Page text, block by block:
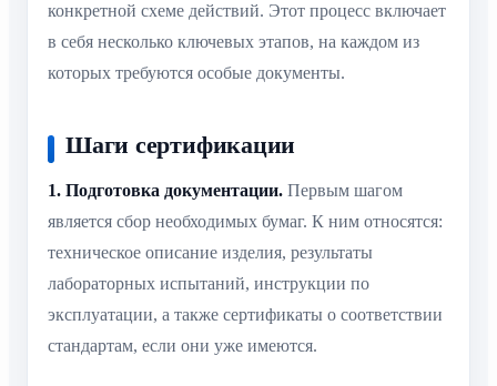
конкретной схеме действий. Этот процесс включает
в себя несколько ключевых этапов, на каждом из
которых требуются особые документы.
Шаги сертификации
1. Подготовка документации. Первым шагом
является сбор необходимых бумаг. К ним относятся:
техническое описание изделия, результаты
лабораторных испытаний, инструкции по
эксплуатации, а также сертификаты о соответствии
стандартам, если они уже имеются.